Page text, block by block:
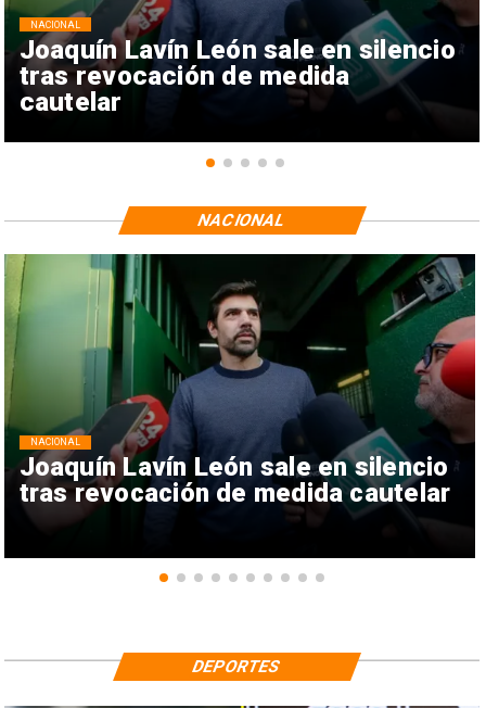
Joaquín Lavín León sale en silencio
tras revocación de medida
cautelar
NACIONAL
Joaquín Lavín León sale en silencio
tras revocación de medida cautelar
NACIONAL
NACIONAL
DEPORTES